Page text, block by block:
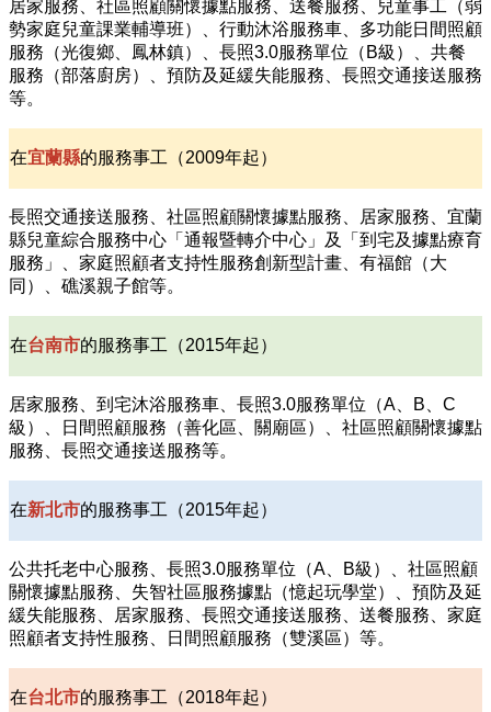
居家服務、社區照顧關懷據點服務、送餐服務、兒童事工（弱
勢家庭兒童課業輔導班）、行動沐浴服務車、多功能日間照顧
服務（光復鄉、鳳林鎮）、長照3.0服務單位（B級）、共餐
服務（部落廚房）、預防及延緩失能服務、長照交通接送服務
等。
在宜蘭縣的服務事工（2009年起）
長照交通接送服務、社區照顧關懷據點服務、居家服務、宜蘭
縣兒童綜合服務中心「通報暨轉介中心」及「到宅及據點療育
服務」、家庭照顧者支持性服務創新型計畫、有福館（大
同）、礁溪親子館等。
在台南市的服務事工（2015年起）
居家服務、到宅沐浴服務車、長照3.0服務單位（A、B、C
級）、日間照顧服務（善化區、關廟區）、社區照顧關懷據點
服務、長照交通接送服務等。
在新北市的服務事工（2015年起）
公共托老中心服務、長照3.0服務單位（A、B級）、社區照顧
關懷據點服務、失智社區服務據點（憶起玩學堂）、預防及延
緩失能服務、居家服務、長照交通接送服務、送餐服務、家庭
照顧者支持性服務 、日間照顧服務（雙溪區） 等。
在台北市的服務事工（2018年起）